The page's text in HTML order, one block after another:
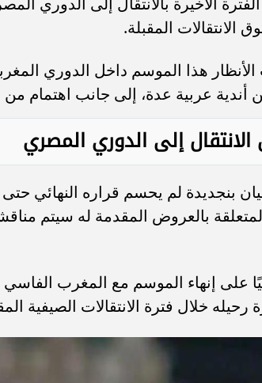
المقبلة.
هذا الموسم داخل الدوري
عربية عدة، إلى جانب اهتمام من
إلى الدوري المصري
بنجديدة لم يحسم قراره النهائي حتى
بالعروض المقدمة له سيتم
على إنهاء الموسم مع المغرب
خلال فترة الانتقالات الصيفية